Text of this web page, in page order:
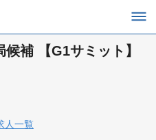
候補 【G1サミット】
人一覧